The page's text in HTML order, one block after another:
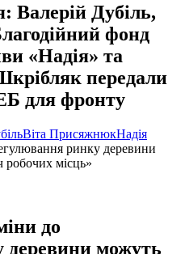
Валерій Дубіль,
фонд
«Надія» та
передали
для фронту
Віта ПрисяжнюкНадія
до
деревини можуть